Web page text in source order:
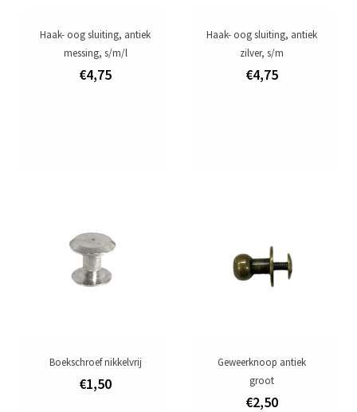
Haak- oog sluiting, antiek
messing, s/m/l
€4,75
Haak- oog sluiting, antiek
zilver, s/m
€4,75
Boekschroef nikkelvrij
€1,50
Geweerknoop antiek
groot
€2,50